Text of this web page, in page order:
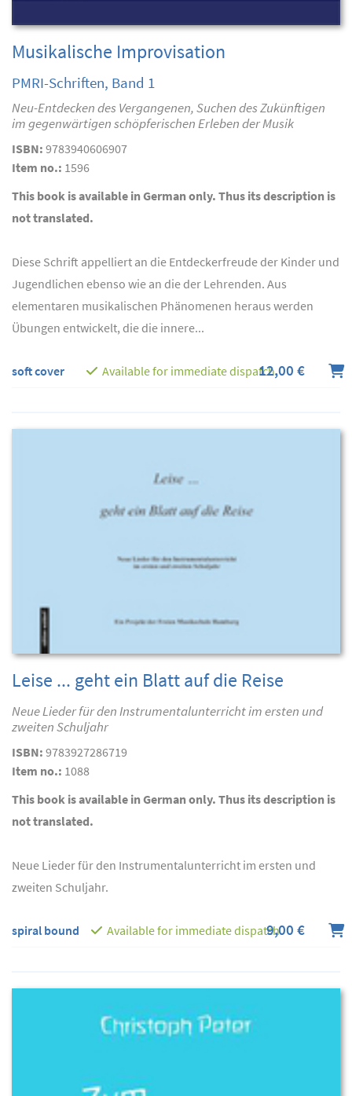
Musikalische Improvisation
PMRI-Schriften, Band 1
Neu-Entdecken des Vergangenen, Suchen des Zukünftigen
im gegenwärtigen schöpferischen Erleben der Musik
ISBN: 9783940606907
Item no.: 1596
This book is available in German only. Thus its description is
not translated.
Diese Schrift appelliert an die Entdeckerfreude der Kinder und
Jugendlichen ebenso wie an die der Lehrenden. Aus
elementaren musikalischen Phänomenen heraus werden
Übungen entwickelt, die die innere...
soft cover Available for immediate dispatch12,00 €
Leise ... geht ein Blatt auf die Reise
Neue Lieder für den Instrumentalunterricht im ersten und
zweiten Schuljahr
ISBN: 9783927286719
Item no.: 1088
This book is available in German only. Thus its description is
not translated.
Neue Lieder für den Instrumentalunterricht im ersten und
zweiten Schuljahr.
spiral bound Available for immediate dispatch9,00 €